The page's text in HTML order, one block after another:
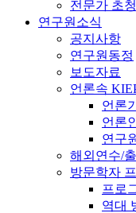
전문가 초
연구원소식
공지사항
연구원동정
보도자료
언론속
언론
언론
연구
해외연수/
방문학자
프로
역대